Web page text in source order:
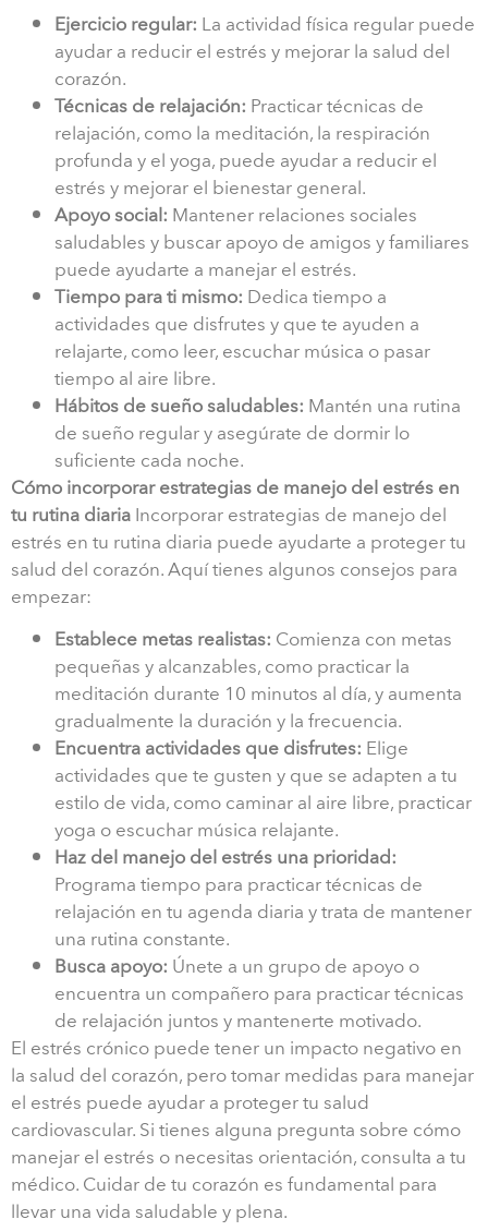
Ejercicio regular: La actividad física regular puede
ayudar a reducir el estrés y mejorar la salud del
corazón.
Técnicas de relajación: Practicar técnicas de
relajación, como la meditación, la respiración
profunda y el yoga, puede ayudar a reducir el
estrés y mejorar el bienestar general.
Apoyo social: Mantener relaciones sociales
saludables y buscar apoyo de amigos y familiares
puede ayudarte a manejar el estrés.
Tiempo para ti mismo: Dedica tiempo a
actividades que disfrutes y que te ayuden a
relajarte, como leer, escuchar música o pasar
tiempo al aire libre.
Hábitos de sueño saludables: Mantén una rutina
de sueño regular y asegúrate de dormir lo
suficiente cada noche.
Cómo incorporar estrategias de manejo del estrés en
tu rutina diariaIncorporar estrategias de manejo del
estrés en tu rutina diaria puede ayudarte a proteger tu
salud del corazón. Aquí tienes algunos consejos para
empezar:
Establece metas realistas: Comienza con metas
pequeñas y alcanzables, como practicar la
meditación durante 10 minutos al día, y aumenta
gradualmente la duración y la frecuencia.
Encuentra actividades que disfrutes: Elige
actividades que te gusten y que se adapten a tu
estilo de vida, como caminar al aire libre, practicar
yoga o escuchar música relajante.
Haz del manejo del estrés una prioridad:
Programa tiempo para practicar técnicas de
relajación en tu agenda diaria y trata de mantener
una rutina constante.
Busca apoyo: Únete a un grupo de apoyo o
encuentra un compañero para practicar técnicas
de relajación juntos y mantenerte motivado.
El estrés crónico puede tener un impacto negativo en
la salud del corazón, pero tomar medidas para manejar
el estrés puede ayudar a proteger tu salud
cardiovascular. Si tienes alguna pregunta sobre cómo
manejar el estrés o necesitas orientación, consulta a tu
médico. Cuidar de tu corazón es fundamental para
llevar una vida saludable y plena.